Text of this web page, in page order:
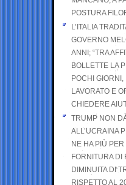
POSTURA
L’ITALIA
GOVERNO
ANNI; “TRA
BOLLETTE LA
POCHI
LAVORATO E
CHIEDERE
TRUMP NON
ALL’UCRAINA
NE HA PIÙ PER
FORNITURA DI
DIMINUITA DI
RISPETTO AL